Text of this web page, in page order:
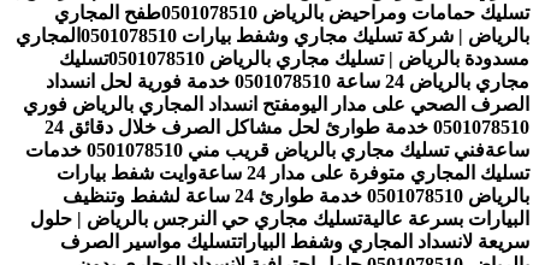
تسليك حمامات ومراحيض بالرياض 0501078510
طفح المجاري
بالرياض | شركة تسليك مجاري وشفط بيارات 0501078510
المجاري
مسدودة بالرياض | تسليك مجاري بالرياض 0501078510
تسليك
مجاري بالرياض 24 ساعة 0501078510 خدمة فورية لحل انسداد
الصرف الصحي على مدار اليومفتح انسداد المجاري بالرياض فوري
0501078510 خدمة طوارئ لحل مشاكل الصرف خلال دقائق 24
ساعة
فني تسليك مجاري بالرياض قريب مني 0501078510 خدمات
تسليك المجاري متوفرة على مدار 24 ساعة
وايت شفط بيارات
بالرياض 0501078510 خدمة طوارئ 24 ساعة لشفط وتنظيف
البيارات بسرعة عاليةتسليك مجاري حي النرجس بالرياض | حلول
سريعة لانسداد المجاري وشفط البياراتتسليك مواسير الصرف